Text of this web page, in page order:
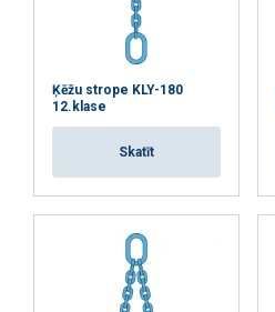
Ķēžu strope KLY-180
12.klase
Skatīt